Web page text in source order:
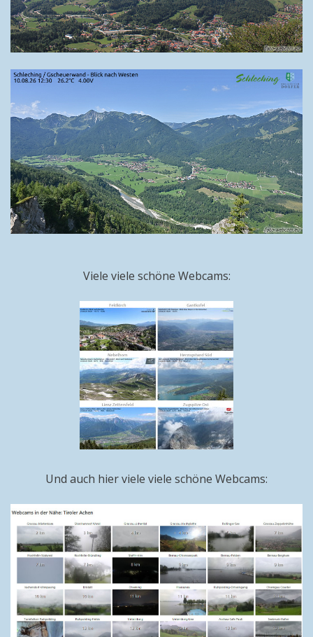
Viele viele schöne Webcams:
Und auch hier viele viele schöne Webcams: